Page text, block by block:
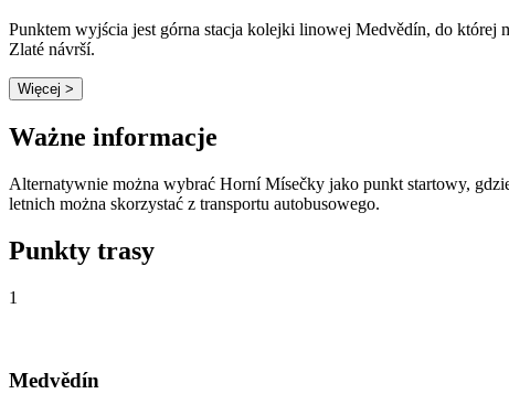
Punktem wyjścia jest górna stacja kolejki linowej Medvědín, do której
Zlaté návrší.
Więcej >
Ważne informacje
Alternatywnie można wybrać Horní Mísečky jako punkt startowy,
letnich można skorzystać z transportu autobusowego.
Punkty trasy
1
Medvědín